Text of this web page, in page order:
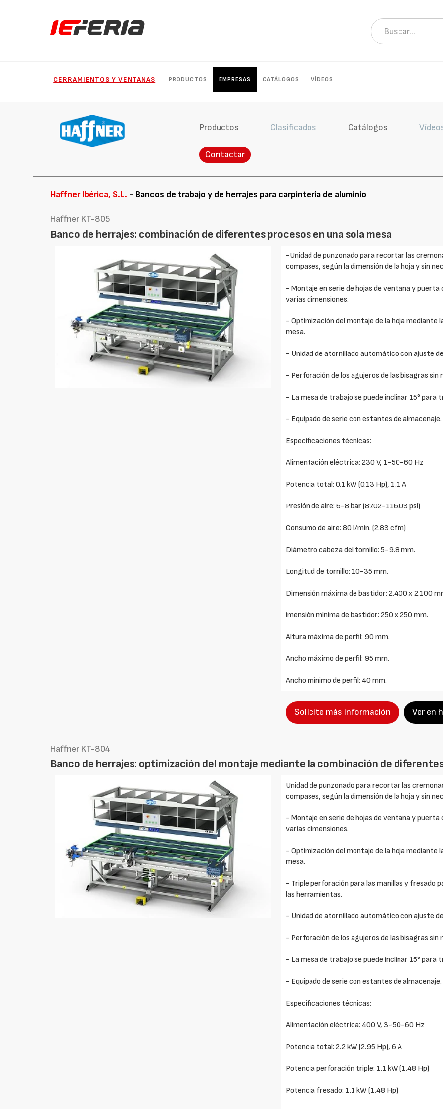
CERRAMIENTOS Y VENTANAS PRODUCTOS EMPRESAS CATÁLOGOS VÍDEOS
Productos Clasificados Catálogos
Contactar
Haffner Ibérica, S.L. - Bancos de trabajo y de herrajes para carpintería de aluminio
Haffner KT-805
Banco de herrajes: combinación de diferentes procesos en una sola mesa
-Unidad de punzonado para recortar las
compases, según la dimensión de la hoja y sin
- Montaje en serie de hojas de ventana y
varias dimensiones.
- Optimización del montaje de la hoja mediante
mesa.
- Unidad de atornillado automático con ajuste
- Perforación de los agujeros de las bisagras sin
- La mesa de trabajo se puede inclinar 15°
- Equipado de serie con estantes de almacenaje.
Especificaciones técnicas:
Alimentación eléctrica: 230 V, 1~50-60 Hz
Potencia total: 0.1 kW (0.13 Hp), 1.1 A
Presión de aire: 6-8 bar (87.02-116.03 psi)
Consumo de aire: 80 l/min. (2.83 cfm)
Diámetro cabeza del tornillo: 5-9.8 mm.
Longitud de tornillo: 10-35 mm.
Dimensión máxima de bastidor: 2.400 x 2.100
imensión mínima de bastidor: 250 x 250 mm.
Altura máxima de perfil: 90 mm.
Ancho máximo de perfil: 95 mm.
Ancho mínimo de perfil: 40 mm.
Solicite más información Ver en
Haffner KT-804
Banco de herrajes: optimización del montaje mediante la combinación de
Unidad de punzonado para recortar las
compases, según la dimensión de la hoja y sin
- Montaje en serie de hojas de ventana y
varias dimensiones.
- Optimización del montaje de la hoja mediante
mesa.
- Triple perforación para las manillas y fresado
las herramientas.
- Unidad de atornillado automático con ajuste
- Perforación de los agujeros de las bisagras sin
- La mesa de trabajo se puede inclinar 15°
- Equipado de serie con estantes de almacenaje.
Especificaciones técnicas:
Alimentación eléctrica: 400 V, 3~50-60 Hz
Potencia total: 2.2 kW (2.95 Hp), 6 A
Potencia perforación triple: 1.1 kW (1.48 Hp)
Potencia fresado: 1.1 kW (1.48 Hp)